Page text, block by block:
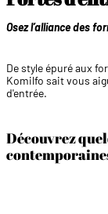
Osez l’alliance des
De style épuré aux
Komilfo sait vous
d'entrée.
Découvrez